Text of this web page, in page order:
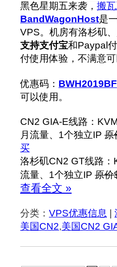
黑色星期五来袭， 搬
BandWagonHost是
VPS。机房有洛杉矶
支持支付宝和Paypal
付使用体验，不满意
优惠码： BWH2019BF
可以使用。
CN2 GIA-E线路：
月流量、1个独立IP 原
买
洛杉矶CN2 GT线路
流量、1个独立IP 原价
查看全文 »
分类： VPS优惠信息 |
美国CN2,美国CN2